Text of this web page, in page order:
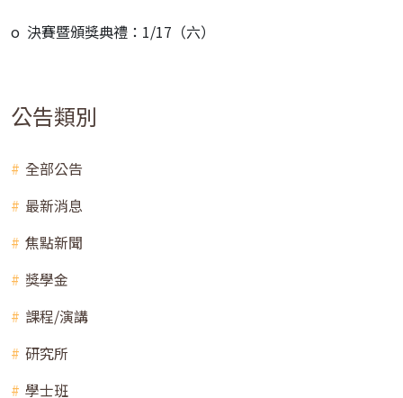
o 決賽暨頒獎典禮： 1/17 （六）
公告類別
全部公告
最新消息
焦點新聞
獎學金
課程/演講
研究所
學士班